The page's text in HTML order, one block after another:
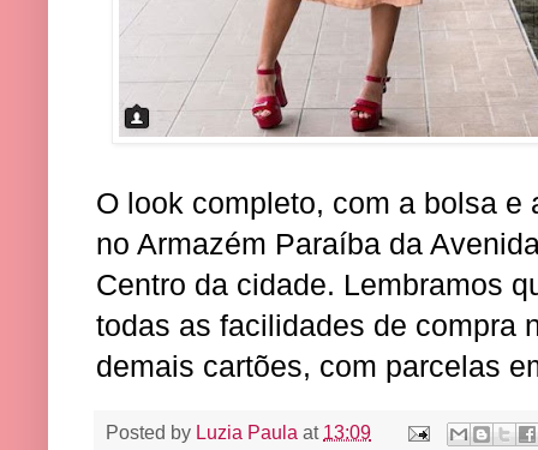
O look completo, com a bolsa e
no Armazém Paraíba da
Centro da cidade. Lembramos
todas as facilidades de compra
demais cartões, com parcelas
Posted by Luzia Paula at 13:09